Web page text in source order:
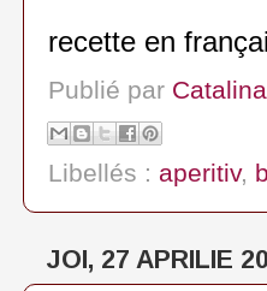
recette en
Publié par Catalina
Libellés : aperitiv,
JOI, 27 APRILIE